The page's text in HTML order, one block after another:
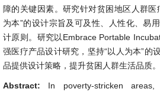
障的关键因素。研究针对贫困地区人群医
为本”的设计宗旨及可及性、人性化、易
计原则。研究以Embrace Portable
强医疗产品设计研究，坚持“以人为本”的
品提供设计策略，提升贫困人群生活品质。
Abstract: In poverty-stricken